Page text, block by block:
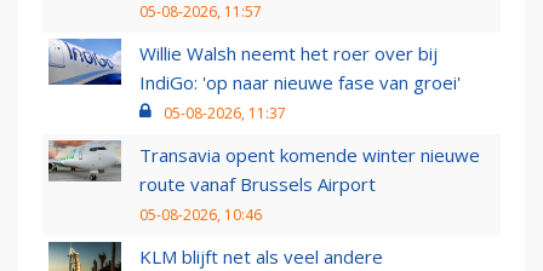
05-08-2026, 11:57
Willie Walsh neemt het roer over bij
IndiGo: 'op naar nieuwe fase van groei'
05-08-2026, 11:37
Transavia opent komende winter nieuwe
route vanaf Brussels Airport
05-08-2026, 10:46
KLM blijft net als veel andere